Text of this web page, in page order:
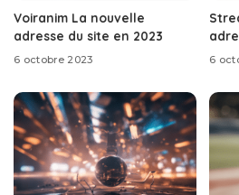
Voiranim La nouvelle
adresse du site en 2023
6 octobre 2023 6